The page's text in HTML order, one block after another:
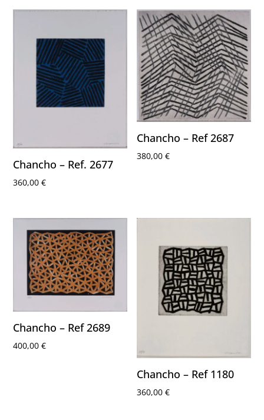
Chancho – Ref. 2677
360,00€
Chancho – Ref 2687
380,00€
Chancho – Ref 2689
400,00€
Chancho – Ref 1180
360,00€